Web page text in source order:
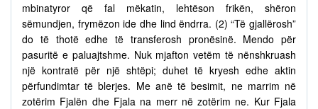
mbinatyror që fal mëkatin, lehtëson frikën, shëron
sëmundjen, frymëzon ide dhe lind ëndrra. (2) “Të gjallërosh”
do të thotë edhe të transferosh pronësinë. Mendo për
pasuritë e paluajtshme. Nuk mjafton vetëm të nënshkruash
një kontratë për një shtëpi; duhet të kryesh edhe aktin
përfundimtar të blerjes. Me anë të besimit, ne marrim në
zotërim Fjalën dhe Fjala na merr në zotërim ne. Kur Fjala